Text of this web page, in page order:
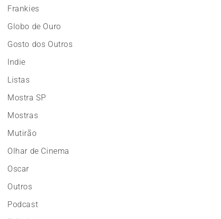
Frankies
Globo de Ouro
Gosto dos Outros
Indie
Listas
Mostra SP
Mostras
Mutirão
Olhar de Cinema
Oscar
Outros
Podcast